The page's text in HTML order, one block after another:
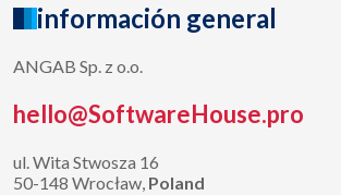
información general
ANGAB Sp. z o.o.
hello@SoftwareHouse.pro
ul. Wita Stwosza 16
50-148 Wrocław, Poland